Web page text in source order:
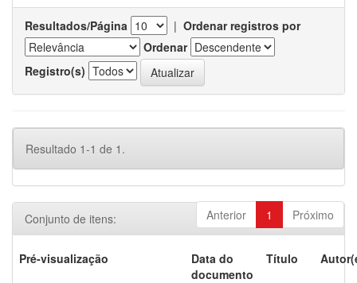
Resultados/Página | Ordenar registros por
Ordenar
Registro(s)
Resultado 1-1 de 1.
Anterior 1 Próximo
Conjunto de itens:
Pré-visualização
Data do
documento
Título